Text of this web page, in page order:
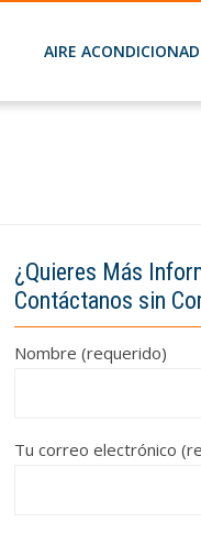
AIRE
¿Quieres Más
Contáctanos sin
Nombre (requerido)
Tu correo electrónico